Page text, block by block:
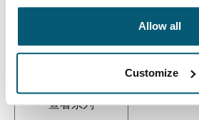
Allow all
Customize
现代时尚的无人机和相机包系列，
查看系列在新标签页中打开